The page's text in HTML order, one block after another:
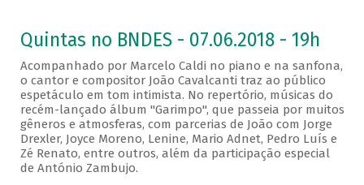
Quintas no BNDES - 07.06.2018 - 19h
Acompanhado por Marcelo Caldi no piano e na sanfona,
o cantor e compositor João Cavalcanti traz ao público
espetáculo em tom intimista. No repertório, músicas do
recém-lançado álbum "Garimpo", que passeia por muitos
gêneros e atmosferas, com parcerias de João com Jorge
Drexler, Joyce Moreno, Lenine, Mario Adnet, Pedro Luís e
Zé Renato, entre outros, além da participação especial
de António Zambujo.